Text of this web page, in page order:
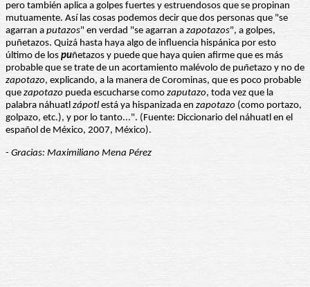
pero también aplica a golpes fuertes y estruendosos que se propinan
mutuamente. Así las cosas podemos decir que dos personas que "se
agarran a putazos" en verdad "se agarran a zapotazos", a golpes,
puñetazos. Quizá hasta haya algo de influencia hispánica por esto
último de los puñetazos y puede que haya quien afirme que es más
probable que se trate de un acortamiento malévolo de puñetazo y no de
zapotazo, explicando, a la manera de Corominas, que es poco probable
que zapotazo pueda escucharse como zaputazo, toda vez que la
palabra náhuatl zápotl está ya hispanizada en zapotazo (como portazo,
golpazo, etc.), y por lo tanto...". (Fuente: Diccionario del náhuatl en el
español de México, 2007, México).
- Gracias: Maximiliano Mena Pérez